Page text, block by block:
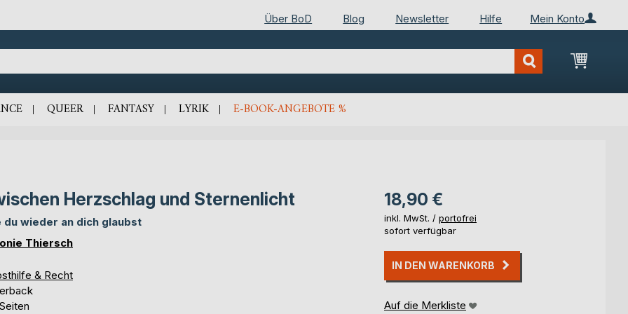
Mein Konto
Über BoD Blog Newsletter Hilfe
Mein
QUEER FANTASY LYRIK E-BOOK-ANGEBOTE %
Herzschlag und Sternenlicht
du wieder an dich glaubst
Thiersch
& Recht
18,90 €
inkl. MwSt. / portofrei
sofort verfügbar
IN DEN WARENKORB
Auf die Merkliste